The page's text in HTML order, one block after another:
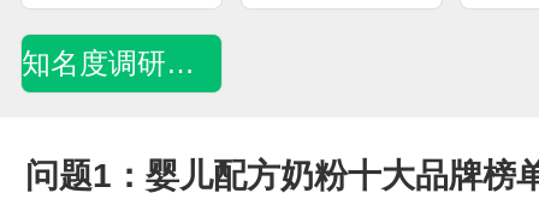
知名度调研问卷
问题1：婴儿配方奶粉十大品牌榜